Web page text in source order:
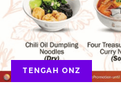
TENGAH ONZ